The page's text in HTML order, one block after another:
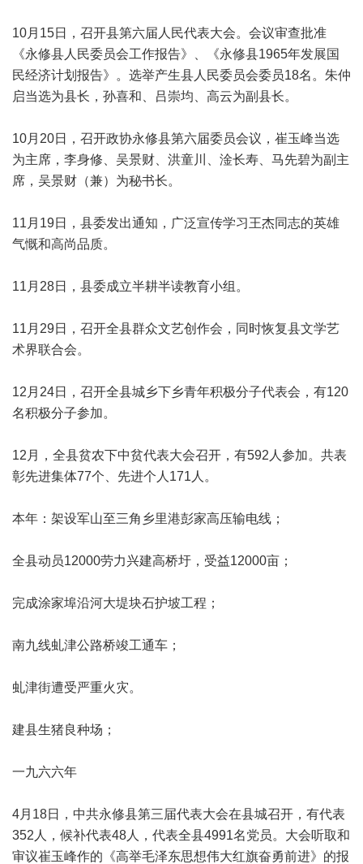
10月15日，召开县第六届人民代表大会。会议审查批准
《永修县人民委员会工作报告》、《永修县1965年发展国
民经济计划报告》。选举产生县人民委员会委员18名。朱仲
启当选为县长，孙喜和、吕崇均、高云为副县长。
10月20日，召开政协永修县第六届委员会议，崔玉峰当选
为主席，李身修、吴景财、洪童川、淦长寿、马先碧为副主
席，吴景财（兼）为秘书长。
11月19日，县委发出通知，广泛宣传学习王杰同志的英雄
气慨和高尚品质。
11月28日，县委成立半耕半读教育小组。
11月29日，召开全县群众文艺创作会，同时恢复县文学艺
术界联合会。
12月24日，召开全县城乡下乡青年积极分子代表会，有120
名积极分子参加。
12月，全县贫农下中贫代表大会召开，有592人参加。共表
彰先进集体77个、先进个人171人。
本年：架设军山至三角乡里港彭家高压输电线；
全县动员12000劳力兴建高桥圩，受益12000亩；
完成涂家埠沿河大堤块石护坡工程；
南九线虬津公路桥竣工通车；
虬津街遭受严重火灾。
建县生猪良种场；
一九六六年
4月18日，中共永修县第三届代表大会在县城召开，有代表
352人，候补代表48人，代表全县4991名党员。大会听取和
审议崔玉峰作的《高举毛泽东思想伟大红旗奋勇前进》的报